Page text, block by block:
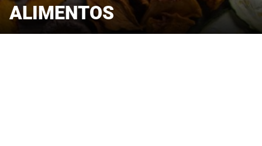
ALIMENTOS